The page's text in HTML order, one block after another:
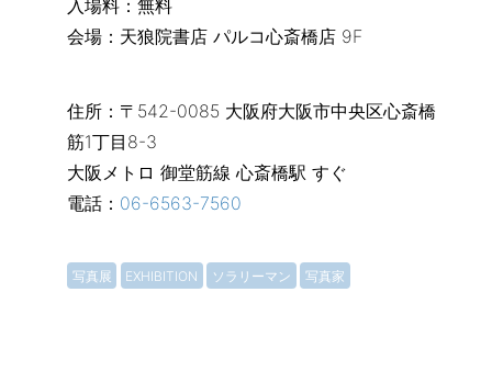
入場料：無料
会場：天狼院書店 パルコ心斎橋店 9F
住所：〒542-0085 大阪府大阪市中央区心斎橋
筋1丁目8-3
大阪メトロ 御堂筋線 心斎橋駅 すぐ
電話： 06-6563-7560
写真展 EXHIBITION ソラリーマン 写真家